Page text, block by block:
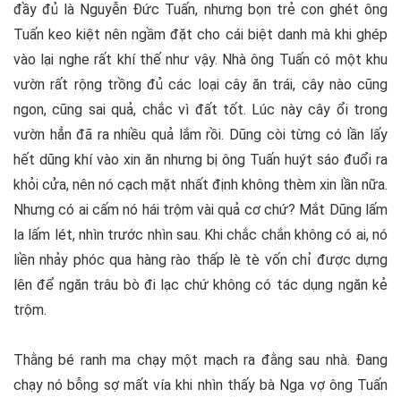
đầy đủ là Nguyễn Đức Tuấn, nhưng bọn trẻ con ghét ông
Tuấn keo kiệt nên ngầm đặt cho cái biệt danh mà khi ghép
vào lại nghe rất khí thế như vậy. Nhà ông Tuấn có một khu
vườn rất rộng trồng đủ các loại cây ăn trái, cây nào cũng
ngon, cũng sai quả, chắc vì đất tốt. Lúc này cây ổi trong
vườn hẳn đã ra nhiều quả lắm rồi. Dũng còi từng có lần lấy
hết dũng khí vào xin ăn nhưng bị ông Tuấn huýt sáo đuổi ra
khỏi cửa, nên nó cạch mặt nhất định không thèm xin lần nữa.
Nhưng có ai cấm nó hái trộm vài quả cơ chứ? Mắt Dũng lấm
la lấm lét, nhìn trước nhìn sau. Khi chắc chắn không có ai, nó
liền nhảy phóc qua hàng rào thấp lè tè vốn chỉ được dựng
lên để ngăn trâu bò đi lạc chứ không có tác dụng ngăn kẻ
trộm.
Thằng bé ranh ma chạy một mạch ra đằng sau nhà. Đang
chạy nó bỗng sợ mất vía khi nhìn thấy bà Nga vợ ông Tuấn